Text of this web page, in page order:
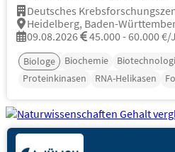
Deutsches
Heidelberg, Baden-
09.08.2026
45.000 - 60.000
Biologe Biochemie
Proteinkinasen
RNA-Helikasen